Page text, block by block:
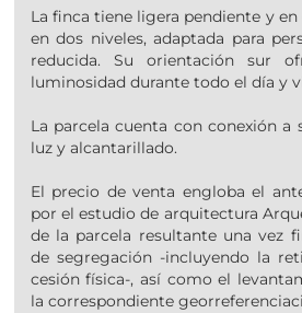
La finca tiene ligera pendiente y
en dos niveles, adaptada para
reducida. Su orientación sur
luminosidad durante todo el día y
La parcela cuenta con conexión a
luz y alcantarillado.
El precio de venta engloba el
por el estudio de arquitectura
de la parcela resultante una vez
de segregación -incluyendo la
cesión física-, así como el
la correspondiente